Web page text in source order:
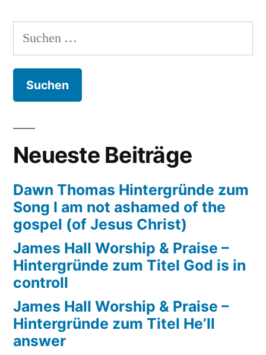
real““
der
Beiträge
Suchen
nach:
Neueste Beiträge
Dawn Thomas Hintergründe zum
Song I am not ashamed of the
gospel (of Jesus Christ)
James Hall Worship & Praise –
Hintergründe zum Titel God is in
controll
James Hall Worship & Praise –
Hintergründe zum Titel He’ll
answer